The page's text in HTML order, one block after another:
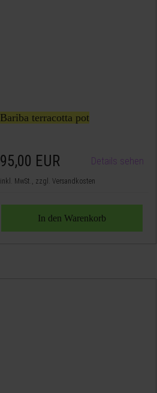
Bariba terracotta pot
95,00 EUR Details sehen
inkl. MwSt., zzgl. Versandkosten